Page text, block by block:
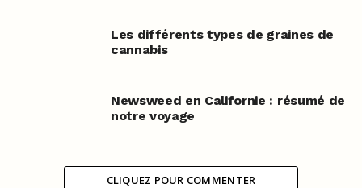
Les différents types de graines de
cannabis
Newsweed en Californie : résumé de
notre voyage
CLIQUEZ POUR COMMENTER